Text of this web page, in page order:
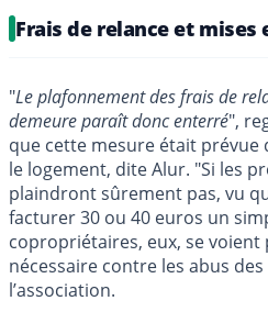
Frais de relance et mises
"Le plafonnement des frais de
demeure paraît donc enterré",
que cette mesure était prévue
le logement, dite Alur. "Si les
plaindront sûrement pas, vu
facturer 30 ou 40 euros un
copropriétaires, eux, se voient
nécessaire contre les abus
l’association.